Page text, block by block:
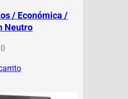
/ Económica /
Neutro